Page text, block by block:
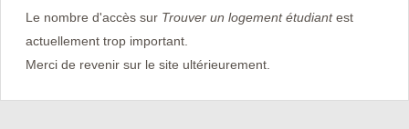
Le nombre d'accès sur Trouver un logement étudiantest
actuellement trop important.
Merci de revenir sur le site ultérieurement.